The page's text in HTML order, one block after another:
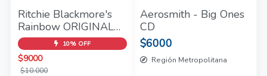
Ritchie Blackmore's
Rainbow ORIGINAL
RECORDING
REMASTERED 1CD
10% OFF
$9000
$10.000
Aerosmith - Big Ones
CD
$6000
Región Metropolitana